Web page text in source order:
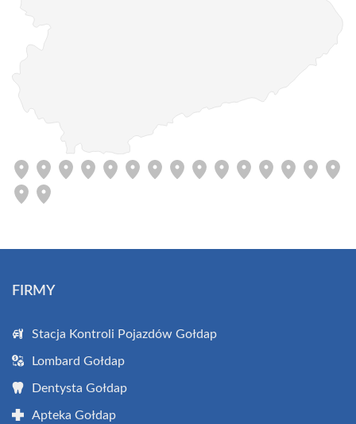
FIRMY
Stacja Kontroli Pojazdów Gołdap
Lombard Gołdap
Dentysta Gołdap
Apteka Gołdap